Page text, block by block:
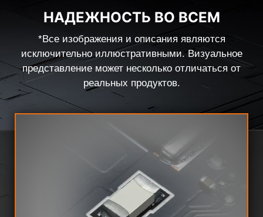
НАДЕЖНОСТЬ ВО ВСЕМ
*Все изображения и описания являются
исключительно иллюстративными. Визуальное
представление может несколько отличаться от
реальных продуктов.